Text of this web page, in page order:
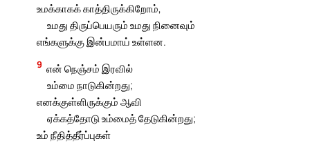
உமக்காகக் காத்திருக்கிறோம்,
உமது திருப்பெயரும் உமது நினைவும்
எங்களுக்கு இன்பமாய் உள்ளன.
9 என் நெஞ்சம் இரவில்
உம்மை நாடுகின்றது;
எனக்குள்ளிருக்கும் ஆவி
ஏக்கத்தோடு உம்மைத் தேடுகின்றது;
உம் நீதித்தீர்ப்புகள்